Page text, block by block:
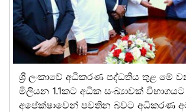
ශ්‍රී ලංකාවේ අධිකරණ පද්ධතිය තුළ මේ
මිලියන 1.1කට අධික සංඛ්‍යාවක් විභාගයට
අපේක්ෂාවෙන් පවතින බවට අධිකරණ